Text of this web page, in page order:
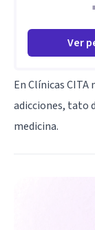
Ver
En Clínicas
adicciones, tato
medicina.